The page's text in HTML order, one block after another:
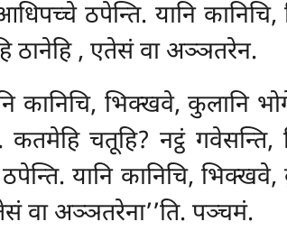
ठपेन्ति. यानि कानिचि,
ठानेहि , एतेसं वा अञ्ञतरेन.
कानिचि, भिक्खवे, कुलानि
चतूहि? नट्ठं गवेसन्ति,
यानि कानिचि, भिक्खवे,
वा अञ्ञतरेना’’ति. पञ्चमं.